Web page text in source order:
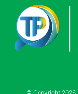
© Copyright 2026,